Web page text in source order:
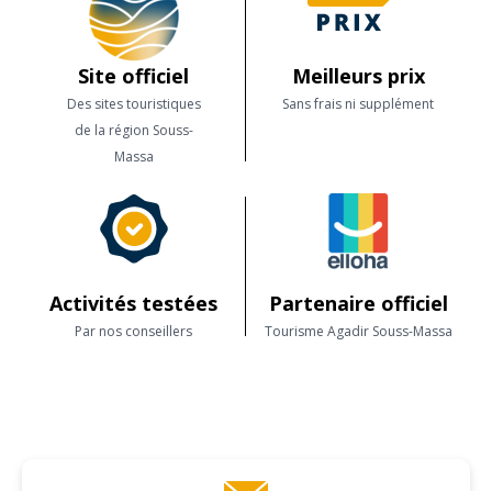
Site officiel
Des sites touristiques
de la région Souss-
Massa
Meilleurs prix
Sans frais ni supplément
Activités testées
Par nos conseillers
Partenaire officiel
Tourisme Agadir Souss-Massa